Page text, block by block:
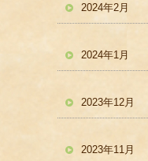
2024年2月
2024年1月
2023年12月
2023年11月